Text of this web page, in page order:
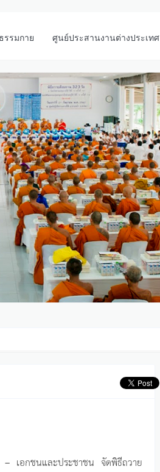
รรมกาย ศูนย์ประสานงานต่างประเทศ
เอกชนและประชาชน จัดพิธีถวาย